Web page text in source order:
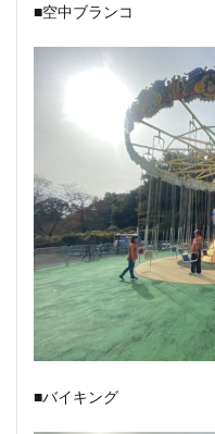
■空中ブランコ
■バイキング